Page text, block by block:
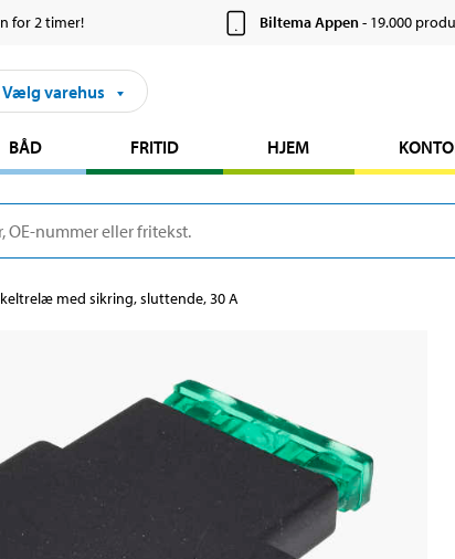
for 2 timer! Biltema Appen- 19.000
Vælg varehus
BÅD FRITID HJEM
med sikring, sluttende, 30 A